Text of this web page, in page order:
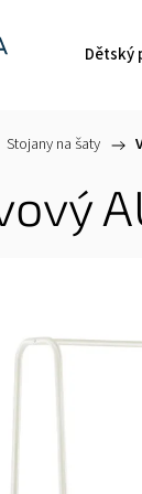
Dětský
Stojany na šaty /